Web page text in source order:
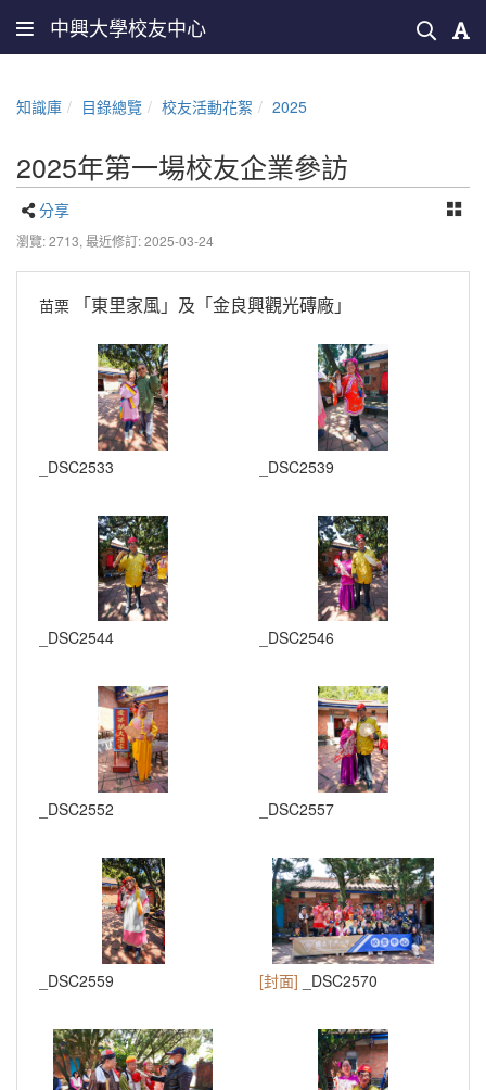
中興大學校友中心
知識庫 目錄總覽 校友活動花絮 2025
2025年第一場校友企業參訪
分享
瀏覽: 2713, 最近修訂: 2025-03-24
苗栗 「東里家風」及「金良興觀光磚廠」
_DSC2533 _DSC2539
_DSC2544 _DSC2546
_DSC2552 _DSC2557
_DSC2559 [封面] _DSC2570